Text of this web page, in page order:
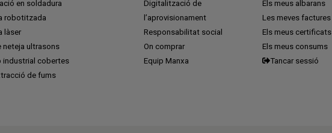
en soldadura
robotitzada
làser
neteja ultrasons
industrial cobertes
de fums
Digitalització de
l’aprovisionament
Responsabilitat social
On comprar
Equip Manxa
Els meus albarans
Les meves factures
Els meus certificats
Els meus consums
Tancar sessió